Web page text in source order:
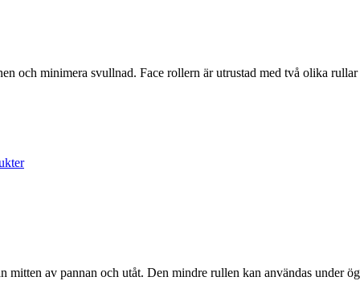
och minimera svullnad. Face rollern är utrustad med två olika
av pannan och utåt. Den mindre rullen kan användas under